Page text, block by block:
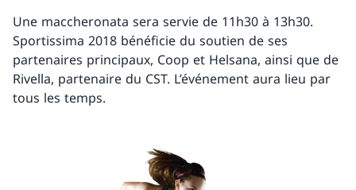
Une maccheronata sera servie de 11h30 à 13h30.
Sportissima 2018 bénéficie du soutien de ses
partenaires principaux, Coop et Helsana, ainsi que de
Rivella, partenaire du CST. L’événement aura lieu par
tous les temps.